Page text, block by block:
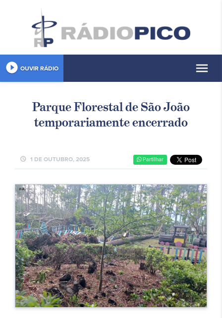
play_circle_filled OUVIR RÁDIO menu
Parque Florestal de São João
temporariamente encerrado
schedule 1 DE OUTUBRO, 2025 Partilhar